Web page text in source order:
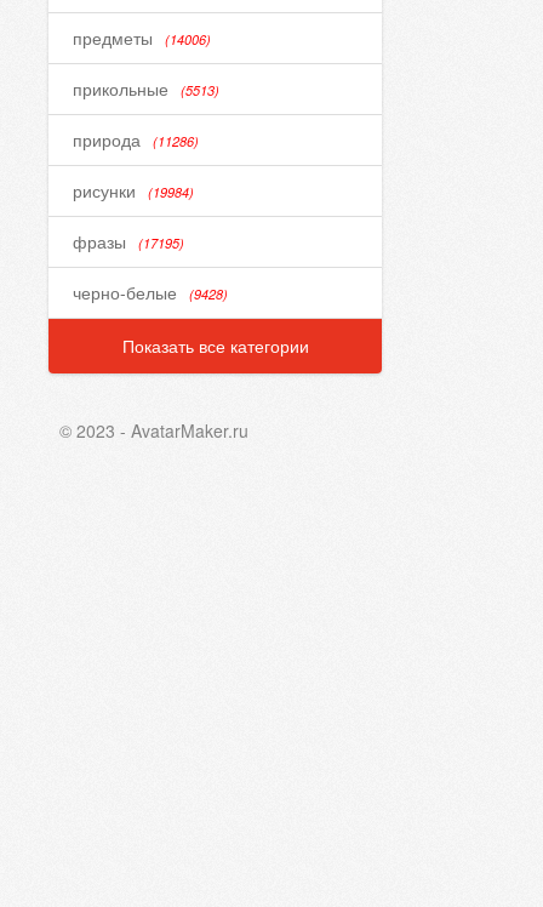
предметы (14006)
прикольные (5513)
природа (11286)
рисунки (19984)
фразы (17195)
черно-белые (9428)
Показать все категории
© 2023 - AvatarMaker.ru